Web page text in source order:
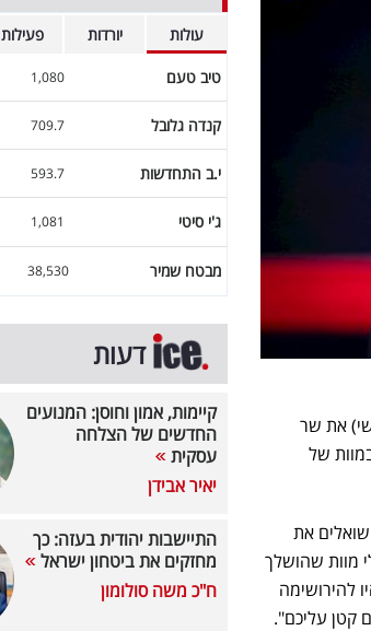
את שר
של
את
מוות שהושלך
להירושימה
קטן עליכם".
עולות יורדות פעילות
טיב טעם 1,080
קנדה גלובל 709.7
י.ב התחדשות 593.7
ג'י סיטי 1,081
מבטח שמיר 38,530
דעות
קיימות, אמון וחוסן: המנועים
החדשים של הצלחה
עסקית
יאיר אבידן
התיישבות יהודית בעזה: כך
מחזקים את ביטחון ישראל
ח"כ משה סולומון